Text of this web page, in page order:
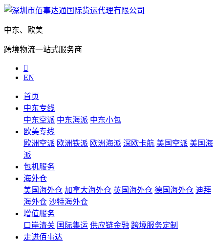
中东、欧美
跨境物流一站式服务商

EN
首页
中东专线
中东空派 中东海派 中东小包
欧美专线
欧洲空派 欧洲铁派 欧洲海派 深欧卡航 美国空派 美国海
派
包机服务
海外仓
美国海外仓 加拿大海外仓 英国海外仓 德国海外仓 迪拜
海外仓 沙特海外仓
增值服务
口岸清关 国际集运 供应链金融 跨境服务定制
走进佰事达